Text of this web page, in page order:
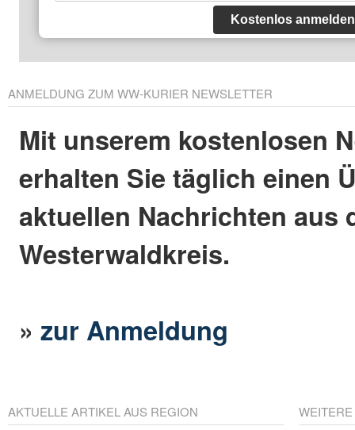
Kostenlos anmelden
ANMELDUNG ZUM WW-KURIER NEWSLETTER
Mit unserem kostenlosen
erhalten Sie täglich einen
aktuellen Nachrichten aus
Westerwaldkreis.
»zur Anmeldung
AKTUELLE ARTIKEL AUS REGION